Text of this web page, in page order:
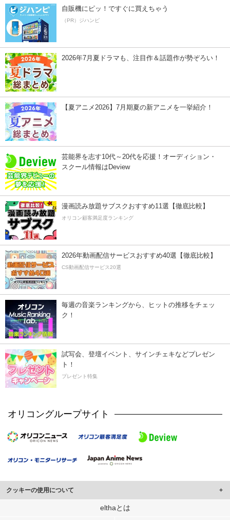
自販機にピッ！ですぐに買えちゃう
（PR）ジハンピ
2026年7月夏ドラマも、注目作＆話題作が勢ぞろい！
【夏アニメ2026】7月期夏の新アニメを一挙紹介！
芸能界を志す10代～20代を応援！オーディション・
スクール情報はDeview
漫画読み放題サブスクおすすめ11選【徹底比較】
オリコン顧客満足度ランキング
2026年動画配信サービスおすすめ40選【徹底比較】
CS動画配信サービス20選
毎週の音楽ランキングから、ヒットの推移をチェッ
ク！
試写会、登壇イベント、サインチェキなどプレゼン
ト！
プレゼント特集
オリコングループサイト
クッキーの使用について
このサイトでは Cookie を使用して、ユーザーに合わせたコンテンツや広告の
elthaとは